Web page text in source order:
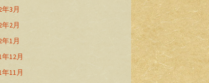
年3月
年2月
年1月
年12月
年11月